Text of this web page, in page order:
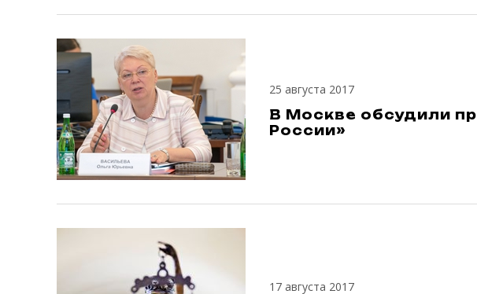
25 августа 2017
В Москве обсудили
России»
17 августа 2017